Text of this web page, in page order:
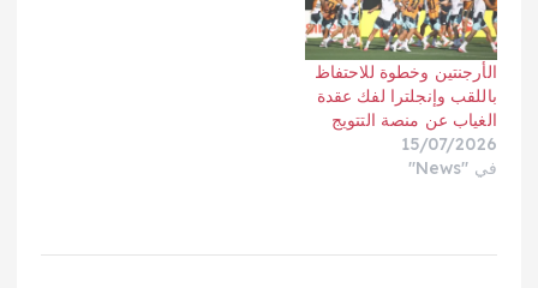
الأرجنتين وخطوة للاحتفاظ
باللقب وإنجلترا لفك عقدة
الغياب عن منصة التتويج
15/07/2026
في "News"